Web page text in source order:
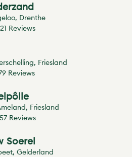
Drenthe
Reviews
Friesland
Reviews
Friesland
Reviews
Soerel
Gelderland